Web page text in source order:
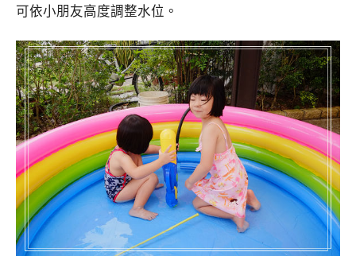
可依小朋友高度調整水位。